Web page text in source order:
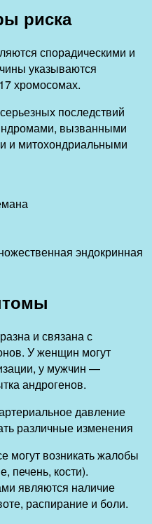
риска
спорадическими и
указываются
хромосомах.
последствий
вызванными
и митохондриальными
эндокринная
и связана с
У женщин могут
у мужчин —
андрогенов.
давление
различные изменения
могут возникать жалобы
печень, кости).
являются наличие
распирание и боли.